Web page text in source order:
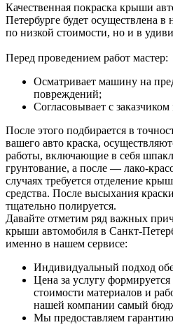
Качественная покраска крыши
Петербурге будет осуществлена
по низкой стоимости, но и в
Перед проведением работ мастер:
Осматривает машину на
повреждений;
Согласовывает с
После этого подбирается в
вашего авто краска,
работы, включающие в себя
грунтование, а после — лако-
случаях требуется отделение
средства. После высыхания
тщательно полируется.
Давайте отметим ряд важных
крыши автомобиля в Санкт-
именно в нашем сервисе:
Индивидуальный подход
Цена за услугу
стоимости материалов и
нашей компании самый
Мы предоставляем